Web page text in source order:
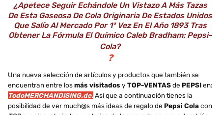
¿Apetece Seguir Echándole Un Vistazo A Más Tazas
De Esta Gaseosa De Cola Originaria De Estados Unidos
Que Salío Al Mercado Por 1ª Vez En El Año 1893 Tras
Obtener La Fórmula El Químico Caleb Bradham: Pepsi-
Cola?
❓
Una nueva selección de artículos y productos que también se
encuentran entre losmás visitados y TOP-VENTASde PEPSIen:
TodoMERCHANDISING.de.Así que a continuación tienes la
posibilidad de ver much@s más ideas de regalo de Pepsi Colacon